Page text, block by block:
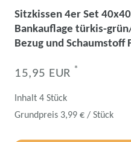
Sitzkissen 4er Set
Bankauflage türkis-
Bezug und Schaumstoff
15,95 EUR *
Inhalt 4 Stück
Grundpreis 3,99 € / Stück